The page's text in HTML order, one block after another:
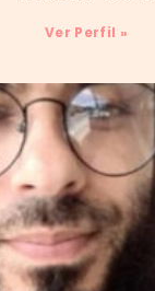
Ver Perfil »